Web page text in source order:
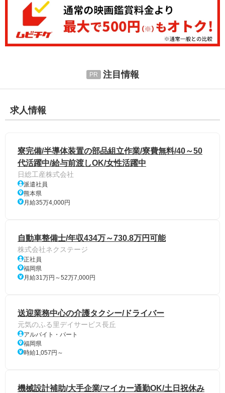
注目情報
求人情報
寮完備/半導体装置の部品組立作業/寮費無料/40～50
代活躍中/給与前渡しOK/女性活躍中
日総工産株式会社
派遣社員
熊本県
月給35万4,000円
自動車整備士/年収434万～730.8万円可能
株式会社ネクステージ
正社員
福岡県
月給31万円～52万7,000円
送迎業務中心の介護タクシー/ドライバー
元気のふる里デイサービス長丘
アルバイト・パート
福岡県
時給1,057円～
機械設計補助/大手企業/マイカー通勤OK/土日祝休み